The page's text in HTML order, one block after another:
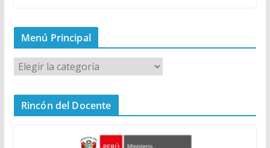
Menú Principal
M
e
n
Rincón del Docente